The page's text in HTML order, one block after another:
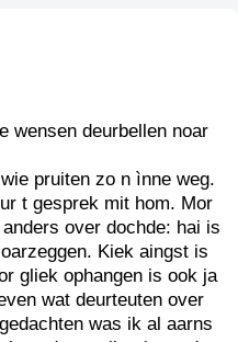
wensen deurbellen noar
pruiten zo n ìnne weg.
t gesprek mit hom. Mor
over dochde: hai is
Kiek aingst is
gliek ophangen is ook ja
wat deurteuten over
was ik al aarns